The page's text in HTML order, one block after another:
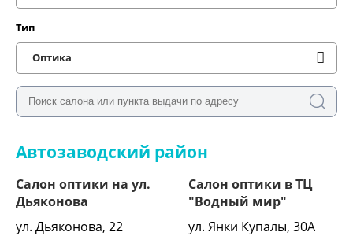
Тип
Оптика
Автозаводский район
Салон оптики на ул.
Дьяконова
ул. Дьяконова, 22
Салон оптики в ТЦ
"Водный мир"
ул. Янки Купалы, 30А